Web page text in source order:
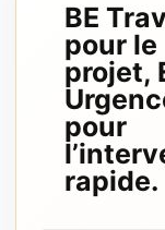
BE
pour le
projet,
pour
rapide.